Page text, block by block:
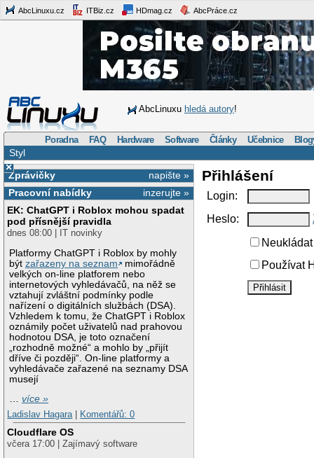
AbcLinuxu.cz ITBiz.cz HDmag.cz AbcPráce.cz
AbcLinuxu hledá autory!
Poradna FAQ Hardware Software Články Učebnice
Styl
×
napište »
Zprávičky
inzerujte »
Pracovní nabídky
EK: ChatGPT i Roblox mohou spadat
pod přísnější pravidla
dnes 08:00 | IT novinky
Platformy ChatGPT i Roblox by mohly
býtzařazeny na seznam
mimořádně
velkých on-line platforem nebo
internetových vyhledávačů, na něž se
vztahují zvláštní podmínky podle
nařízení o digitálních službách (DSA).
Vzhledem k tomu, že ChatGPT i Roblox
oznámily počet uživatelů nad prahovou
hodnotou DSA, je toto označení
„rozhodně možné“ a mohlo by „přijít
dříve či později“. On-line platformy a
vyhledávače zařazené na seznamy DSA
musejí
…více »
Ladislav Hagara
Komentářů: 0
Cloudflare OS
včera 17:00 | Zajímavý software
Přihlášení
Login:
Heslo:
Používat